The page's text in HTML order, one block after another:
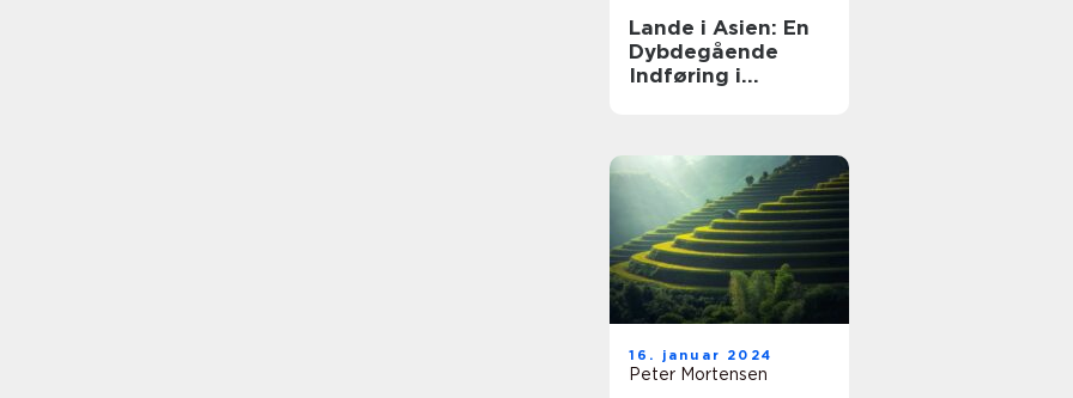
Lande i Asien: En
Dybdegående
Indføring i
16. januar 2024
Peter Mortensen